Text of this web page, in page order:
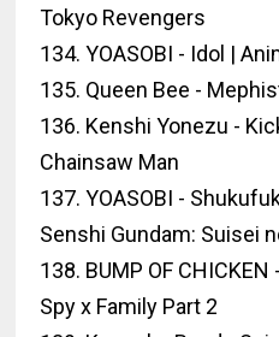
Tokyo Revengers
134. YOASOBI - Idol |
135. Queen Bee -
136. Kenshi Yonezu -
Chainsaw Man
137. YOASOBI -
Senshi Gundam: Suisei
138. BUMP OF CHICKEN
Spy x Family Part 2